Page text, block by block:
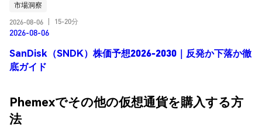
市場洞察
2026-08-06
15-20分
2026-08-06
SanDisk（SNDK）株価予想2026-2030｜反発か下落か徹
底ガイド
Phemexでその他の仮想通貨を購入する方
法